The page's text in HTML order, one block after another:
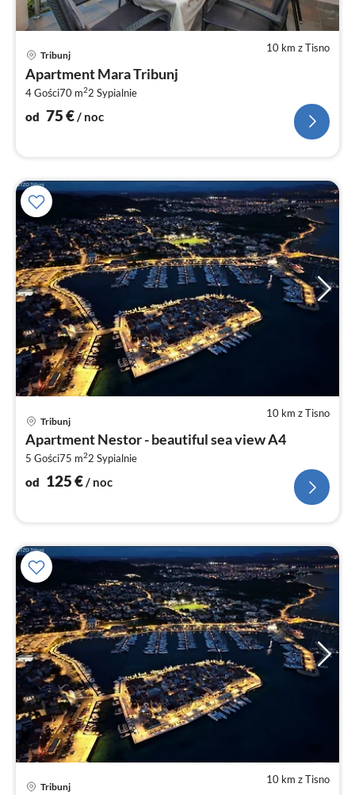
10 km z Tisno
Tribunj
Apartment Mara Tribunj
4 Gości70 m22 Sypialnie
od 75€/ noc
10 km z Tisno
Tribunj
Apartment Nestor - beautiful sea view A4
5 Gości75 m22 Sypialnie
od 125€/ noc
10 km z Tisno
Tribunj